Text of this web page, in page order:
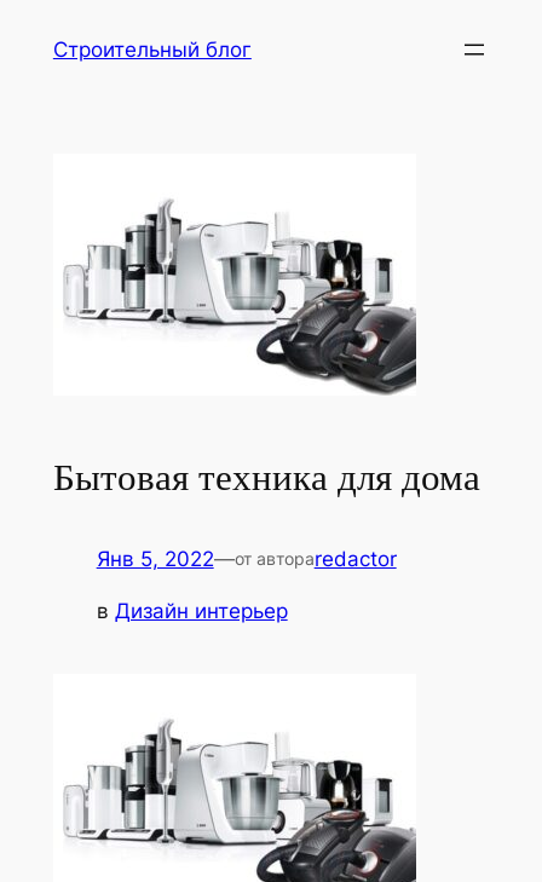
Строительный блог
Бытовая техника для дома
Янв 5, 2022—от автораredactor
в Дизайн интерьер